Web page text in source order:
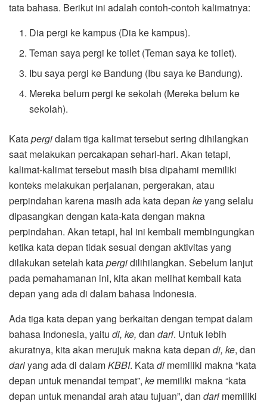
tata bahasa. Berikut ini adalah contoh-contoh kalimatnya:
Dia pergi ke kampus (Dia ke kampus).
Teman saya pergi ke toilet (Teman saya ke toilet).
Ibu saya pergi ke Bandung (Ibu saya ke Bandung).
Mereka belum pergi ke sekolah (Mereka belum ke
sekolah).
Katapergidalam tiga kalimat tersebut sering dihilangkan
saat melakukan percakapan sehari-hari. Akan tetapi,
kalimat-kalimat tersebut masih bisa dipahami memiliki
konteks melakukan perjalanan, pergerakan, atau
perpindahan karena masih ada kata depan keyang selalu
dipasangkan dengan kata-kata dengan makna
perpindahan. Akan tetapi, hal ini kembali membingungkan
ketika kata depan tidak sesuai dengan aktivitas yang
dilakukan setelah katapergidilihilangkan. Sebelum lanjut
pada pemahamanan ini, kita akan melihat kembali kata
depan yang ada di dalam bahasa Indonesia.
Ada tiga kata depan yang berkaitan dengan tempat dalam
bahasa Indonesia, yaitu di, ke, dan dari. Untuk lebih
akuratnya, kita akan merujuk makna kata depan di, ke, dan
dariyang ada di dalamKBBI. Katadi memiliki makna “kata
depan untuk menandai tempat”, ke memiliki makna “kata
depan untuk menandai arah atau tujuan”, dan dari memiliki